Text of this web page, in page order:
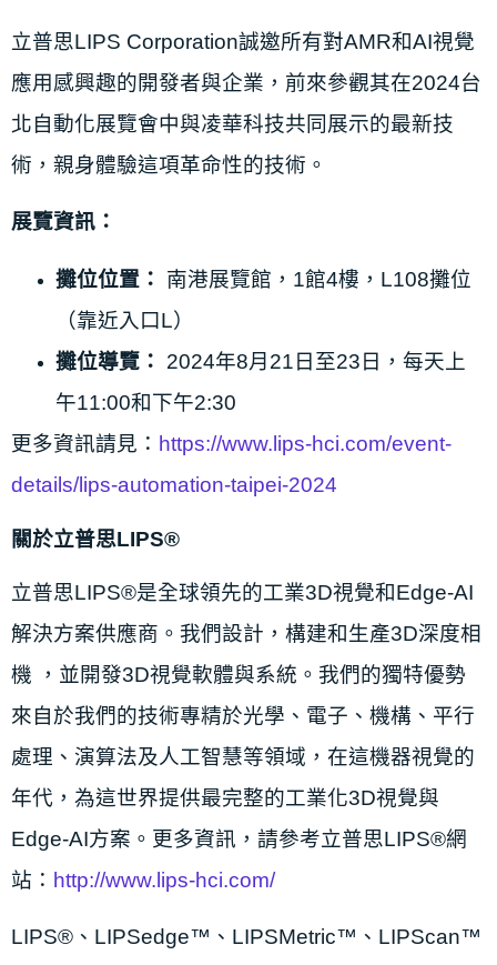
立普思LIPS Corporation誠邀所有對AMR和AI視覺
應用感興趣的開發者與企業，前來參觀其在2024台
北自動化展覽會中與凌華科技共同展示的最新技
術，親身體驗這項革命性的技術。
展覽資訊：
攤位位置：
南港展覽館，1館4樓，L108攤位
（靠近入口L）
攤位導覽：
2024年8月21日至23日，每天上
午11:00和下午2:30
更多資訊請見： https://www.lips-hci.com/event-
details/lips-automation-taipei-2024
關於立普思LIPS®
立普思LIPS®是全球領先的工業3D視覺和Edge-AI
解決方案供應商。我們設計，構建和生產3D深度相
機 ，並開發3D視覺軟體與系統。我們的獨特優勢
來自於我們的技術專精於光學、電子、機構、平行
處理、演算法及人工智慧等領域，在這機器視覺的
年代，為這世界提供最完整的工業化3D視覺與
Edge-AI方案。更多資訊，請參考立普思LIPS®網
站： http://www.lips-hci.com/
LIPS®、LIPSedge™、LIPSMetric™、LIPScan™